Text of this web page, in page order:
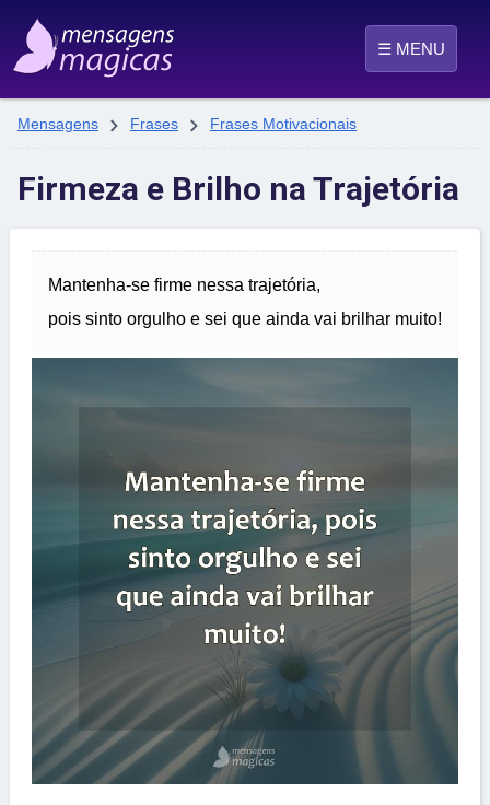
☰ MENU
Mensagens  Frases  Frases Motivacionais
Firmeza e Brilho na Trajetória
Mantenha-se firme nessa trajetória,
pois sinto orgulho e sei que ainda vai brilhar muito!